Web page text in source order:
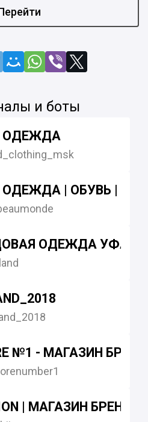
и боты
ОДЕЖДА
ОДЕЖДА | ОБУВЬ |
ОДЕЖДА УФА
№1 - МАГАЗИН
| МАГАЗИН